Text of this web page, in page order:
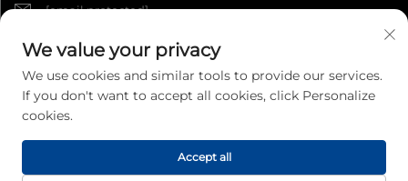
[email protected]
ลิขสิทธิ์ © 2026 บริษัท กวางตุ้งใต้จีน เฮ่าอี้อิเล็กทรอนิกส์ เทคโนโลยีการวัดค่าทาง
ไฟฟ้า จำกัด สงวนสิทธิ์ทุกประการ
นโยบายความเป็นส่วนตัว
We value your privacy
We use cookies and similar tools to provide our services.
If you don't want to accept all cookies, click Personalize
cookies.
Accept all